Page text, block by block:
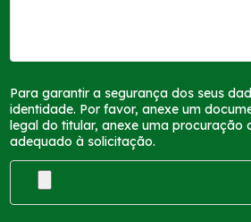
Para garantir a segurança dos seus
identidade. Por favor, anexe um
legal do titular, anexe uma procuração
adequado à solicitação.